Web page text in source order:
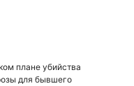
плане убийства
для бывшего